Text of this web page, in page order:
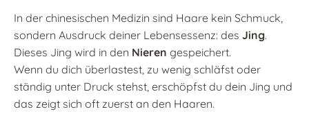
In der chinesischen Medizin sind Haare kein Schmuck,
sondern Ausdruck deiner Lebensessenz: des Jing.
Dieses Jing wird in den Nieren gespeichert.
Wenn du dich überlastest, zu wenig schläfst oder
ständig unter Druck stehst, erschöpfst du dein Jing und
das zeigt sich oft zuerst an den Haaren.